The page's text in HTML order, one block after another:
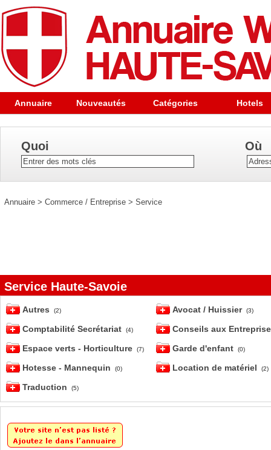
Annuaire Nouveautés Catégories Hotels
Quoi Où
Annuaire > Commerce / Entreprise > Service
Service Haute-Savoie
Autres (2)
Comptabilité Secrétariat (4)
Espace verts - Horticulture (7)
Hotesse - Mannequin (0)
Traduction (5)
Avocat / Huissier (3)
Conseils aux
Garde d'enfant
(0)
Location de matériel (2)